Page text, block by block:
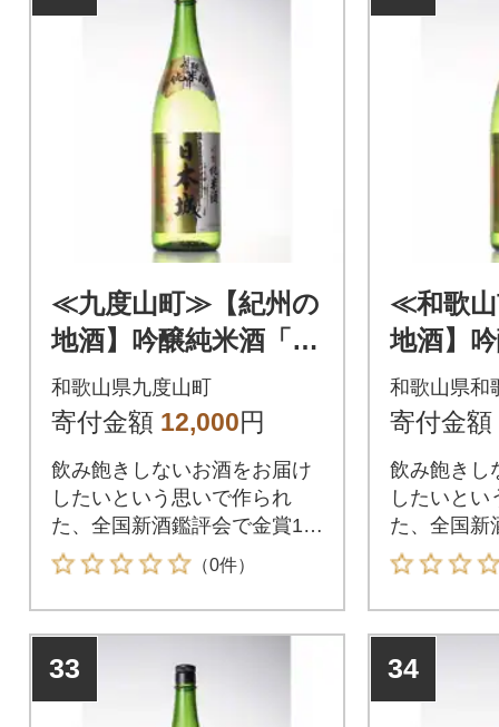
≪九度山町≫【紀州の
地酒】吟醸純米酒「日
本城」1.8L
和歌山県九度山町
寄付金額 12,000円
飲み飽きしないお酒をお届け
したいという思いで作られ
た、全国新酒鑑評会で金賞11
度受賞の日本城ライナップ
（0件）
≪和歌
地酒】
本城」
和歌山県和
寄付金額
飲み飽きし
したいとい
た、全国新
度受賞の
33 34